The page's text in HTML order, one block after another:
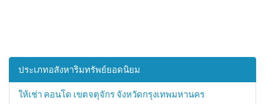
ประเภทอสังหาริมทรัพย์ยอดนิยม
ให้เช่า คอนโด เขตจตุจักร จังหวัดกรุงเทพมหานคร